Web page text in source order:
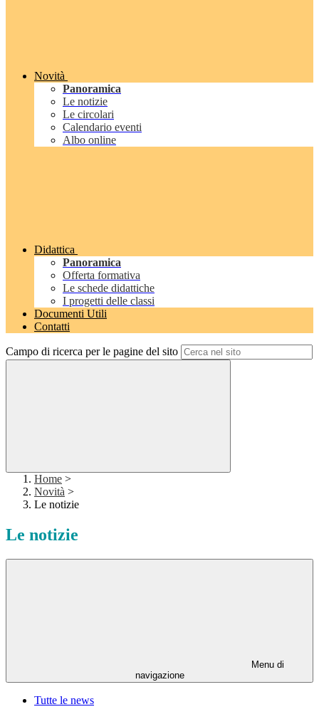
Novità
Panoramica
Le notizie
Le circolari
Calendario eventi
Albo online
Didattica
Panoramica
Offerta formativa
Le schede didattiche
I progetti delle classi
Documenti Utili
Contatti
Campo di ricerca per le pagine del sito
Home >
Novità >
Le notizie
Le notizie
Menu di
navigazione
Tutte le news